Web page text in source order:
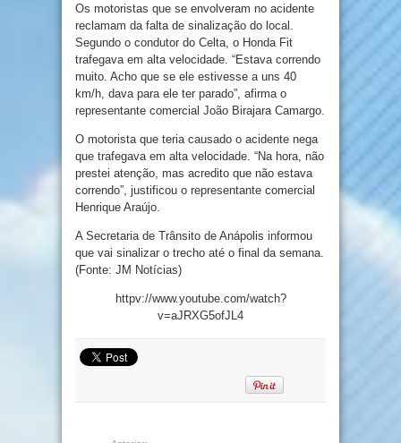
Os motoristas que se envolveram no acidente
reclamam da falta de sinalização do local.
Segundo o condutor do Celta, o Honda Fit
trafegava em alta velocidade. “Estava correndo
muito. Acho que se ele estivesse a uns 40
km/h, dava para ele ter parado”, afirma o
representante comercial João Birajara Camargo.
O motorista que teria causado o acidente nega
que trafegava em alta velocidade. “Na hora, não
prestei atenção, mas acredito que não estava
correndo”, justificou o representante comercial
Henrique Araújo.
A Secretaria de Trânsito de Anápolis informou
que vai sinalizar o trecho até o final da semana.
(Fonte: JM Notícias)
httpv://www.youtube.com/watch?
v=aJRXG5ofJL4